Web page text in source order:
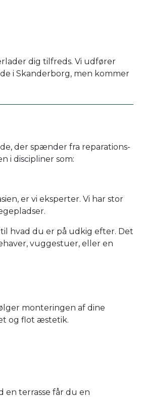
dig tilfreds. Vi udfører
i Skanderborg, men kommer
der spænder fra reparations-
i discipliner som:
er vi eksperter. Vi har stor
hvad du er på udkig efter. Det
vuggestuer, eller en
monteringen af dine
og flot æstetik.
terrasse får du en